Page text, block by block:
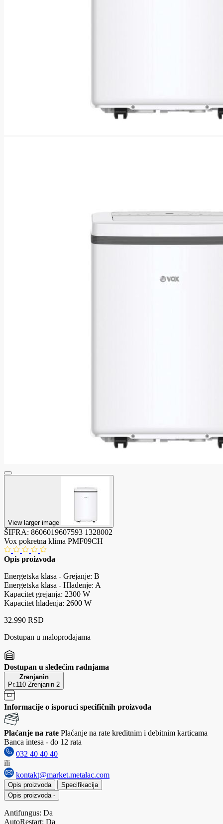
View larger image
ŠIFRA: 8606019607593 1328002
Vox pokretna klima PMF09CH
Opis proizvoda
Energetska klasa - Grejanje: B
Energetska klasa - Hlađenje: A
Kapacitet grejanja: 2300 W
Kapacitet hlađenja: 2600 W
32.990 RSD
Dostupan u maloprodajama
Dostupan u sledećim radnjama
Zrenjanin
Pr.110 Zrenjanin 2
Informacije o isporuci specifičnih proizvoda
Plaćanje na rate Plaćanje na rate kreditnim i debitnim karticama
Banca intesa - do 12 rata
032 40 40 40
ili
kontakt@market.metalac.com
Opis proizvoda
Specifikacija
Opis proizvoda -
Antifungus: Da
AutoRestart: Da